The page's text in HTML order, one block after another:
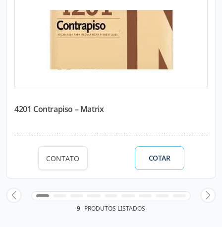
4201 Contrapiso – Matrix
CONTATO COTAR
9 PRODUTOS LISTADOS